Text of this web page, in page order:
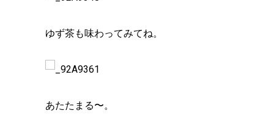
ゆず茶も味わってみてね。
あたたまる〜。